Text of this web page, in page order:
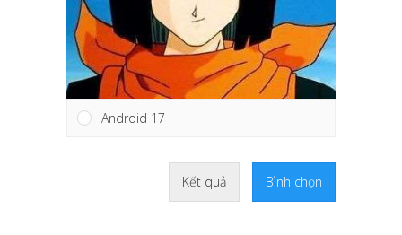
Android 17
Kết quả Bình chọn